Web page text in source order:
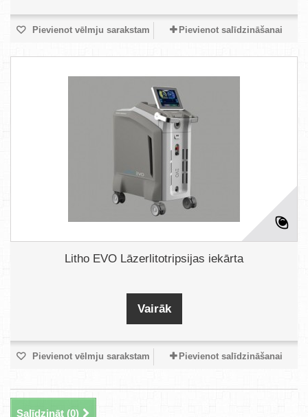
Pievienot vēlmju sarakstam Pievienot salīdzināšanai
Litho EVO Lāzerlitotripsijas iekārta
Vairāk
Pievienot vēlmju sarakstam Pievienot salīdzināšanai
Salīdzināt (0)